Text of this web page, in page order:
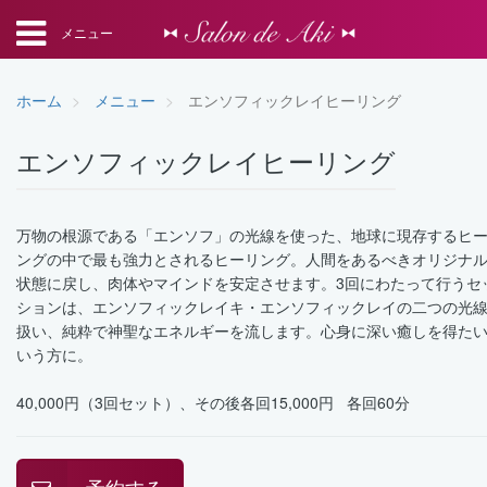
メニュー
ホーム メニュー エンソフィックレイヒーリング
エンソフィックレイヒーリング
万物の根源である「エンソフ」の光線を使った、地球に現存するヒ
ングの中で最も強力とされるヒーリング。人間をあるべきオリジナ
状態に戻し、肉体やマインドを安定させます。3回にわたって行うセ
ションは、エンソフィックレイキ・エンソフィックレイの二つの光
扱い、純粋で神聖なエネルギーを流します。心身に深い癒しを得た
いう方に。
40,000円（3回セット）、その後各回15,000円 各回60分